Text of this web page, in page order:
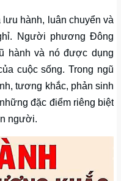
hành, luân chuyển và
Người phương Đông
hành và nó được dụng
cuộc sống. Trong ngũ
tương khắc, phản sinh
đặc điểm riêng biệt
người.